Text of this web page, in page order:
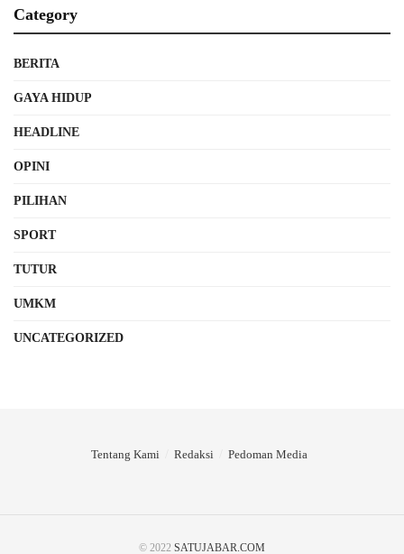
Category
BERITA
GAYA HIDUP
HEADLINE
OPINI
PILIHAN
SPORT
TUTUR
UMKM
UNCATEGORIZED
Tentang Kami Redaksi Pedoman Media
© 2022 SATUJABAR.COM